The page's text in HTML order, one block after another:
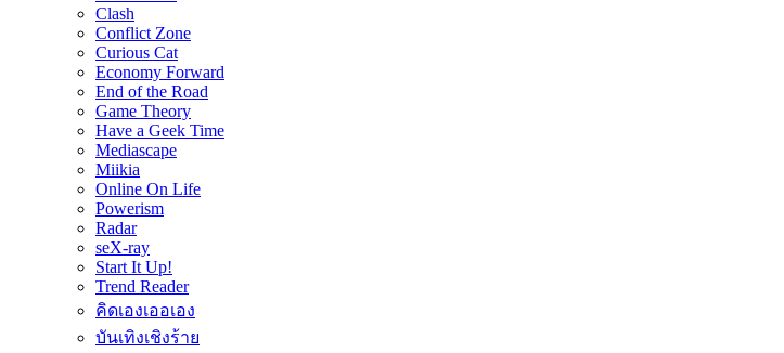
Clash
Conflict Zone
Curious Cat
Economy Forward
End of the Road
Game Theory
Have a Geek Time
Mediascape
Miikia
Online On Life
Powerism
Radar
seX-ray
Start It Up!
Trend Reader
คิดเองเออเอง
บันเทิงเชิงร้าย